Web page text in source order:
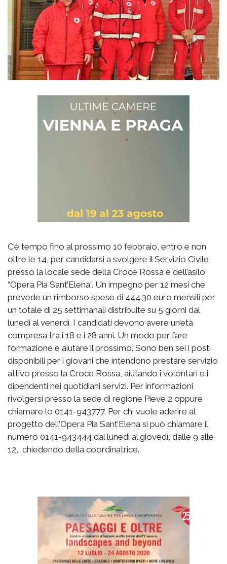
C’è tempo fino al prossimo 10 febbraio, entro e non
oltre le 14, per candidarsi a svolgere il Servizio Civile
presso la locale sede della Croce Rossa e dell’asilo
“Opera Pia Sant’Elena”. Un impegno per 12 mesi che
prevede un rimborso spese di 444.30 euro mensili per
un totale di 25 settimanali distribuite su 5 giorni dal
lunedì al venerdì. I candidati devono avere un’età
compresa tra i 18 e i 28 anni. Un modo per fare
formazione e aiutare il prossimo. Sono ben sei i posti
disponibili per i giovani che intendono prestare servizio
attivo presso la Croce Rossa, aiutando i volontari e i
dipendenti nei quotidiani servizi. Per informazioni
rivolgersi presso la sede di regione Pieve 2 oppure
chiamare lo 0141-943777. Per chi vuole aderire al
progetto dell’Opera Pia Sant’Elena si può chiamare il
numero 0141-943444 dal lunedì al giovedì, dalle 9 alle
12, chiedendo della coordinatrice.